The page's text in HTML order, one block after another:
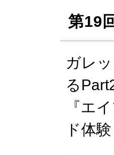
第19
ガレ
る
『エ
ド体験